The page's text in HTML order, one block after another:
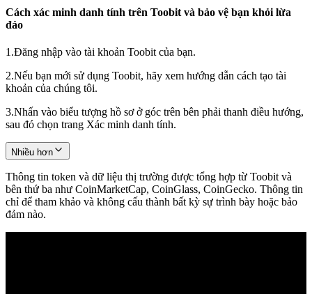
Cách xác minh danh tính trên Toobit và bảo vệ bạn khỏi lừa
đảo
1.Đăng nhập vào tài khoản Toobit của bạn.
2.Nếu bạn mới sử dụng Toobit, hãy xem hướng dẫn cách tạo tài
khoản của chúng tôi.
3.Nhấn vào biểu tượng hồ sơ ở góc trên bên phải thanh điều hướng,
sau đó chọn trang Xác minh danh tính.
Nhiều hơn
Thông tin token và dữ liệu thị trường được tổng hợp từ Toobit và
bên thứ ba như CoinMarketCap, CoinGlass, CoinGecko. Thông tin
chỉ để tham khảo và không cấu thành bất kỳ sự trình bày hoặc bảo
đảm nào.